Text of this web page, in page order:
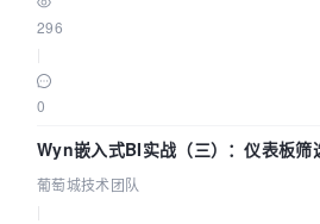
296
0
Wyn嵌入式BI实战（三）：仪表板筛
数联动全闭环
葡萄城技术团队